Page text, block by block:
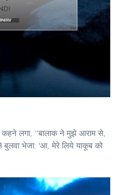
लगा, “बालाक ने मुझे आराम से,
बुलवा भेजा: 'आ, मेरे लिये याकूब को